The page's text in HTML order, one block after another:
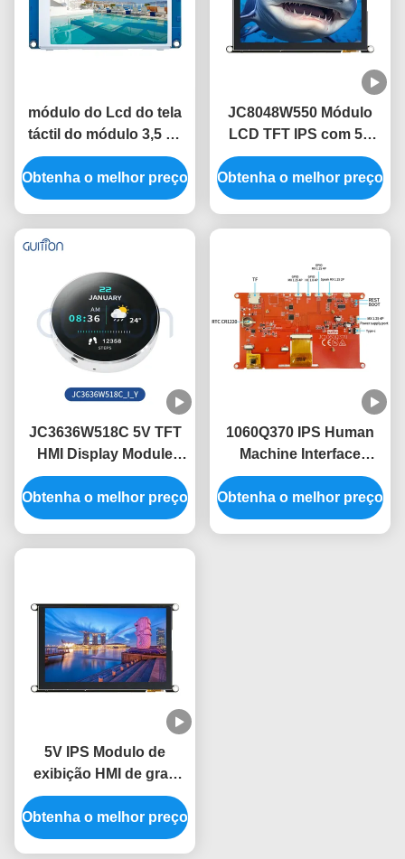
módulo do Lcd do tela
táctil do módulo 3,5 de
480x320 HMI sem
imagem livre da fonte
do código do toque
Obtenha o melhor preço
JC8048W550 Módulo
LCD TFT IPS com 5V
com consumo de
energia de 320 mA
Obtenha o melhor preço
JC3636W518C 5V TFT
HMI Display Module
com ângulo de visão de
60° e design leve
Obtenha o melhor preço
1060Q370 IPS Human
Machine Interface
Display Module A
combinação perfeita de
e desempenho
Obtenha o melhor preço
5V IPS Modulo de
exibição HMI de grau
industrial -30~80.C
Intervalo de
temperatura
Obtenha o melhor preço